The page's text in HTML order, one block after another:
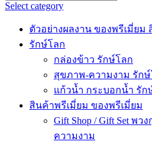
Select category
ตัวอย่างผลงาน ของพรีเมี่ยม
รักษ์โลก
กล่องข้าว รักษ์โลก
สุขภาพ-ความงาม รักษ์
แก้วน้ำ กระบอกน้ำ รัก
สินค้าพรีเมี่ยม ของพรีเมี่ยม
Gift Shop / Gift Set พ
ความงาม